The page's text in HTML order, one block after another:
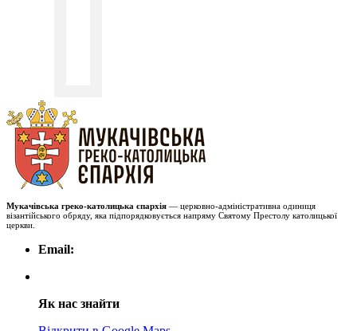
Мукачівська греко-католицька єпархія — церковно-адміністративна одиниця
візантійського обряду, яка підпорядковується напряму Святому Престолу католицької
церкви.
Email:
Як нас знайти